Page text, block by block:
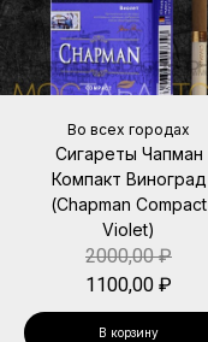
Во всех городах
Сигареты Чапман
Компакт Виноград
(Chapman Compact
Violet)
2000,00₽
1100,00 ₽
В корзину